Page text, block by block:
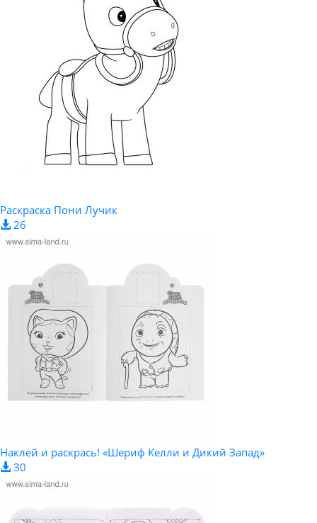
Раскраска Пони Лучик
26
Наклей и раскрась! «Шериф Келли и Дикий Запад»
30